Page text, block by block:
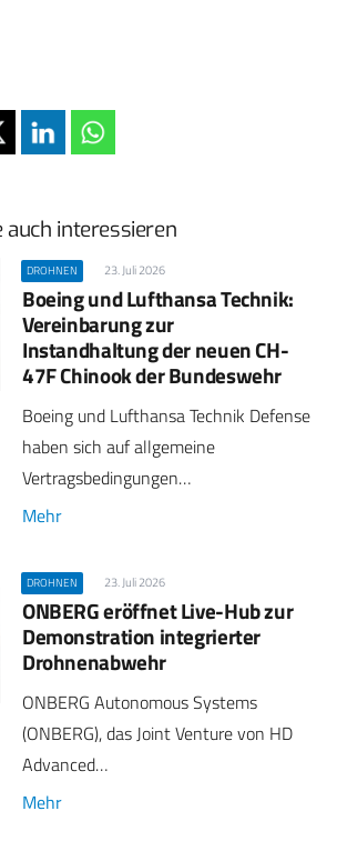
auch interessieren
DROHNEN 23. Juli 2026
Boeing und Lufthansa Technik:
Vereinbarung zur
Instandhaltung der neuen CH-
47F Chinook der Bundeswehr
Boeing und Lufthansa Technik Defense
haben sich auf allgemeine
Vertragsbedingungen…
Mehr
DROHNEN 23. Juli 2026
ONBERG eröffnet Live-Hub zur
Demonstration integrierter
Drohnenabwehr
ONBERG Autonomous Systems
(ONBERG), das Joint Venture von HD
Advanced…
Mehr